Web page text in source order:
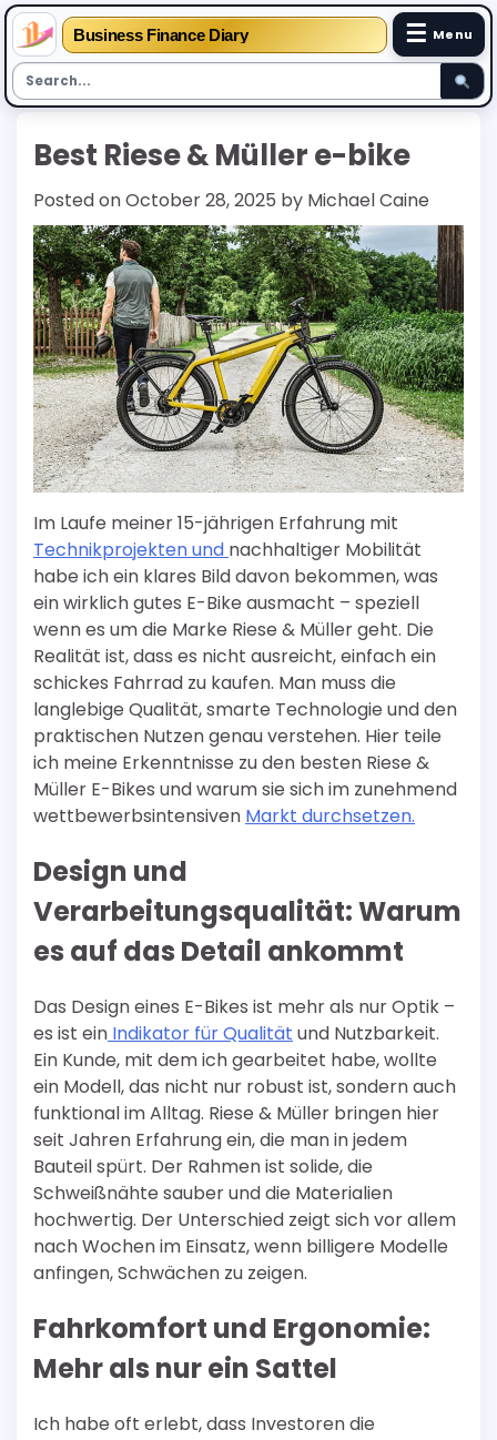
Business Finance Diary ☰ Menu
Best Riese & Müller e-bike
Posted onOctober 28, 2025 by Michael Caine
Im Laufe meiner 15-jährigen Erfahrung mit
Technikprojekten und nachhaltiger Mobilität
habe ich ein klares Bild davon bekommen, was
ein wirklich gutes E-Bike ausmacht – speziell
wenn es um die Marke Riese & Müller geht. Die
Realität ist, dass es nicht ausreicht, einfach ein
schickes Fahrrad zu kaufen. Man muss die
langlebige Qualität, smarte Technologie und den
praktischen Nutzen genau verstehen. Hier teile
ich meine Erkenntnisse zu den besten Riese &
Müller E-Bikes und warum sie sich im zunehmend
wettbewerbsintensiven Markt durchsetzen.
Design und
Verarbeitungsqualität: Warum
es auf das Detail ankommt
Das Design eines E-Bikes ist mehr als nur Optik –
es ist ein Indikator für Qualität und Nutzbarkeit.
Ein Kunde, mit dem ich gearbeitet habe, wollte
ein Modell, das nicht nur robust ist, sondern auch
funktional im Alltag. Riese & Müller bringen hier
seit Jahren Erfahrung ein, die man in jedem
Bauteil spürt. Der Rahmen ist solide, die
Schweißnähte sauber und die Materialien
hochwertig. Der Unterschied zeigt sich vor allem
nach Wochen im Einsatz, wenn billigere Modelle
anfingen, Schwächen zu zeigen.
Fahrkomfort und Ergonomie:
Mehr als nur ein Sattel
Ich habe oft erlebt, dass Investoren die